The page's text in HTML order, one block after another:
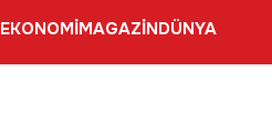
EKONOMİMAGAZİNDÜNYA